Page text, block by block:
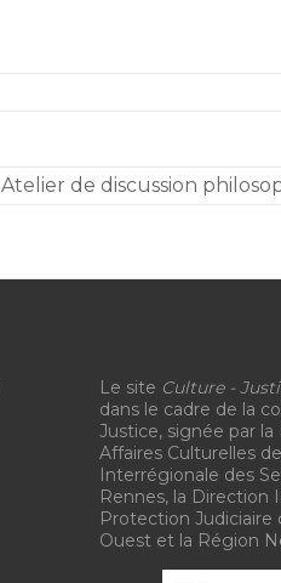
Atelier de discussion
Le site Culture -
dans le cadre de la
Justice, signée par
Affaires Culturelles
Interrégionale des
Rennes, la Direction
Protection Judiciaire
Ouest et la Région